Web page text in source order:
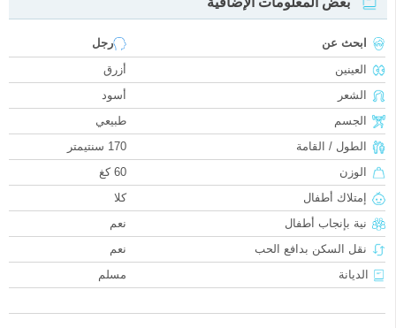
ابحث عن
رجل
العينين
أزرق
الشعر
أسود
الجسم
طبيعي
الطول / القامة
170 سنتيمتر
الوزن
60 كغ
إمتلاك أطفال
كلا
نية بإنجاب أطفال
نعم
نقل السكن بدافع الحب
نعم
الديانة
مسلم